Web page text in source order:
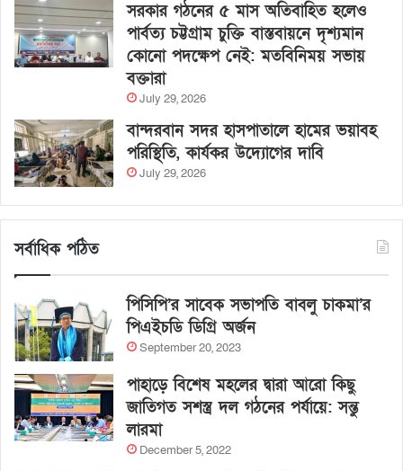
সরকার গঠনের ৫ মাস অতিবাহিত হলেও
পার্বত্য চট্টগ্রাম চুক্তি বাস্তবায়নে দৃশ্যমান
কোনো পদক্ষেপ নেই: মতবিনিময় সভায়
বক্তারা
July 29, 2026
বান্দরবান সদর হাসপাতালে হামের ভয়াবহ
পরিস্থিতি, কার্যকর উদ্যোগের দাবি
July 29, 2026
সর্বাধিক পঠিত
পিসিপি’র সাবেক সভাপতি বাবলু চাকমা’র
পিএইচডি ডিগ্রি অর্জন
September 20, 2023
পাহাড়ে বিশেষ মহলের দ্বারা আরো কিছু
জাতিগত সশস্ত্র দল গঠনের পর্যায়ে: সন্তু
লারমা
December 5, 2022